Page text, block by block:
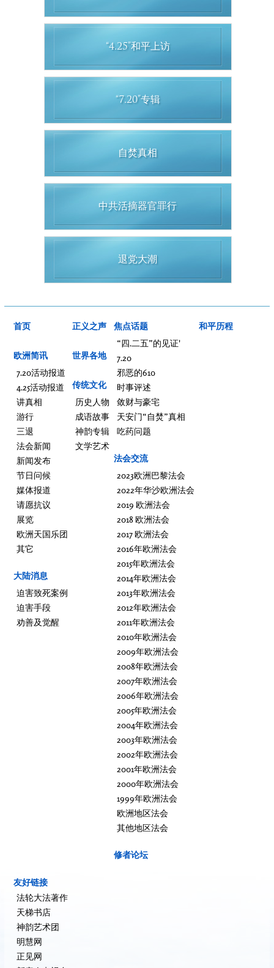
“4.25”和平上访
“7.20”专辑
自焚真相
中共活摘器官罪行
退党大潮
首页
欧洲简讯
7.20活动报道
4.25活动报道
讲真相
游行
三退
法会新闻
新闻发布
节日问候
媒体报道
请愿抗议
展览
欧洲天国乐团
其它
大陆消息
迫害致死案例
迫害手段
劝善及觉醒
正义之声
世界各地
传统文化
历史人物
成语故事
神韵专辑
文学艺术
焦点话题
“四.二五”的见证'
7.20
邪恶的610
时事评述
敛财与豪宅
天安门“自焚”真相
吃药问题
法会交流
2023欧洲巴黎法会
2022年华沙欧洲法会
2019 欧洲法会
2018 欧洲法会
2017 欧洲法会
2016年欧洲法会
2015年欧洲法会
2014年欧洲法会
2013年欧洲法会
2012年欧洲法会
2011年欧洲法会
2010年欧洲法会
2009年欧洲法会
2008年欧洲法会
2007年欧洲法会
2006年欧洲法会
2005年欧洲法会
2004年欧洲法会
2003年欧洲法会
2002年欧洲法会
2001年欧洲法会
2000年欧洲法会
1999年欧洲法会
欧洲地区法会
其他地区法会
修者论坛
和平历程
友好链接
法轮大法著作
天梯书店
神韵艺术团
明慧网
正见网